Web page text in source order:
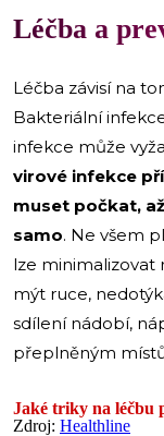
Léčba a
Léčba závisí na
Bakteriální
infekce může
virové infekce
muset počkat,
samo. Ne všem
lze minimalizovat
mýt ruce,
sdílení nádobí,
přeplněným
Jaké triky na léčbu
Zdroj: Healthline